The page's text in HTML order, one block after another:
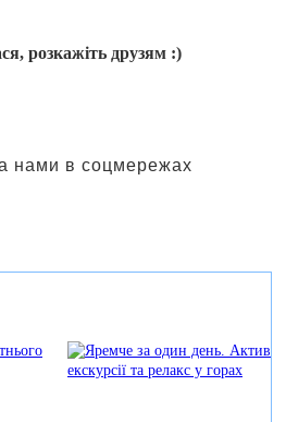
розкажіть друзям :)
нами в соцмережах